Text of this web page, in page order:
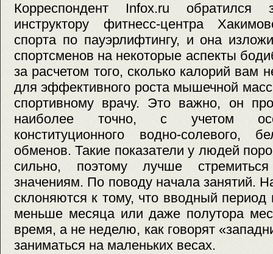
Корреспондент Infox.ru
инструктору фитнесс-центра
спорта по пауэрлифтингу, и она
спортсменов на некоторые аспекты
за расчетом того, сколько калорий вам
для эффективного роста мышечной
спортивному врачу. Это важно, он
наиболее точно, с учетом
конституционного водно-солевого,
обменов. Такие показатели у людей
сильно, поэтому лучше
значениям. По поводу начала занятий.
склоняются к тому, что вводный период
меньше месяца или даже полутора
время, а не неделю, как говорят
заниматься на маленьких весах.